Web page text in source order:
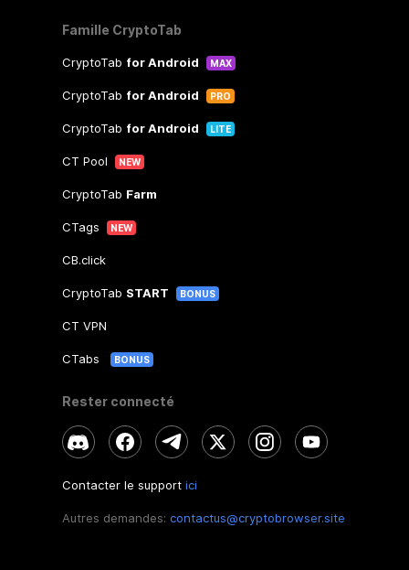
Famille CryptoTab
CryptoTab for Android MAX
CryptoTab for Android PRO
CryptoTab for Android LITE
CT Pool NEW
CryptoTab Farm
CTags NEW
CB.click
CryptoTab START BONUS
CT VPN
CTabs BONUS
Rester connecté
Contacter le support ici
Autres demandes: contactus@cryptobrowser.site